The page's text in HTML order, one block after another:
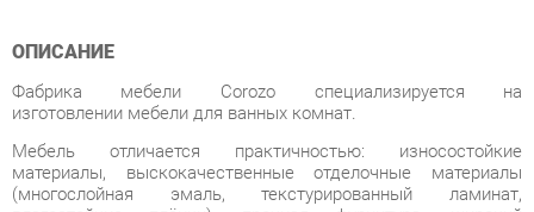
изготовлении мебели для ванных комнат.
Мебель отличается практичностью: износостойкие
материалы, выскокачественные отделочные материалы
(многослойная эмаль, текстурированный ламинат,
влагостойкие плёнки), прочная фурнитура, широкий
модельный ряд - всё это позволит вам создать комплект под
размеры вашей ванной комнаты.